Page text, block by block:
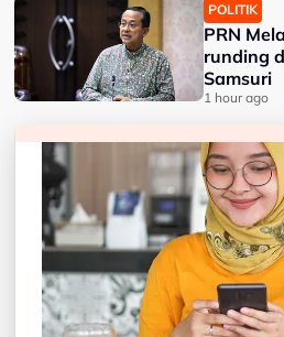
POLITIK
PRN
runding
Samsuri
1 hour ago